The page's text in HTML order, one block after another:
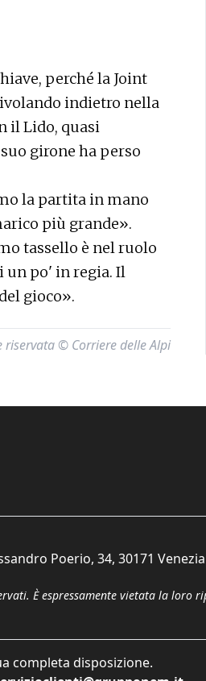
perché la Joint
indietro nella
il Lido, quasi
girone ha perso
la partita in mano
più grande».
tassello è nel ruolo
un po' in regia. Il
gioco».
riservata © Corriere delle Alpi
Poerio, 34, 30171 Venezia
È espressamente vietata la loro
completa disposizione.